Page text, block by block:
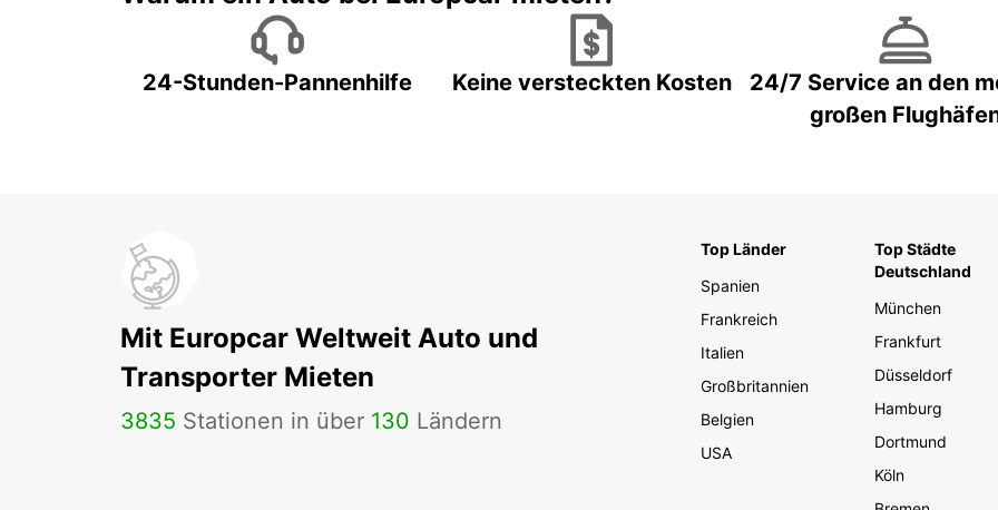
24-Stunden-Pannenhilfe Keine versteckten Kosten
24/7 Service an den
großen
Mit Europcar Weltweit Auto und
Transporter Mieten
3835 Stationen in über 130 Ländern
Top Länder
Spanien
Frankreich
Italien
Großbritannien
Belgien
USA
Top Städte
Deutschland
München
Frankfurt
Düsseldorf
Hamburg
Dortmund
Köln